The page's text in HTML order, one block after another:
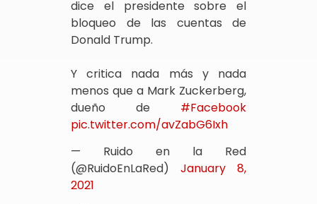
dice el presidente sobre el
bloqueo de las cuentas de
Donald Trump.
Y critica nada más y nada
menos que a Mark Zuckerberg,
dueño de #Facebook
pic.twitter.com/avZabG6Ixh
— Ruido en la Red
(@RuidoEnLaRed) January 8,
2021